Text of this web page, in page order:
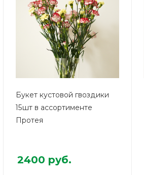
Букет кустовой гвоздики
15шт в ассортименте
Протея
2400 руб.